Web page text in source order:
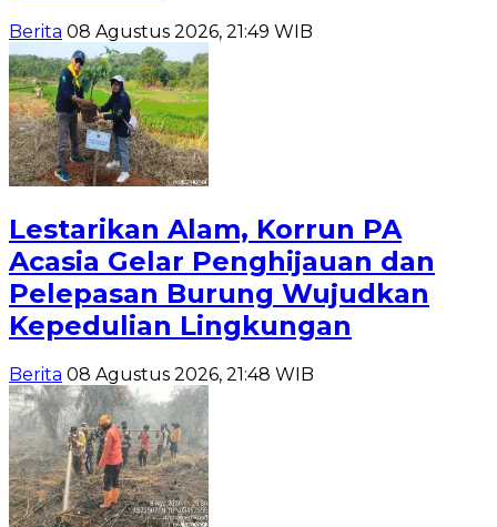
Berita 08 Agustus 2026, 21:49 WIB
Lestarikan Alam, Korrun PA
Acasia Gelar Penghijauan dan
Pelepasan Burung Wujudkan
Kepedulian Lingkungan
Berita 08 Agustus 2026, 21:48 WIB